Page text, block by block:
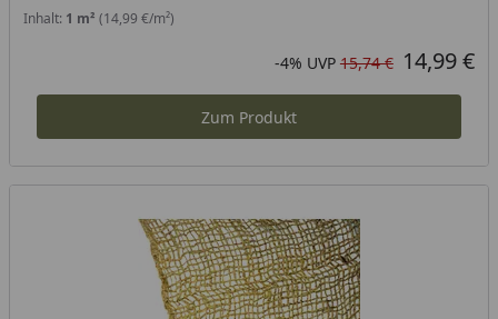
Inhalt: 1 m² (14,99 €/m²)
Rabatt in Prozent
-4%
Ursprünglicher Preis
UVP 15,74 €
Aktueller Preis 14,99 €
Zum Produkt